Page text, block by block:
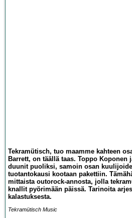
Tekramütisch, tuo maamme kahteen
Barrett, on täällä taas. Toppo Koponen
duunit puoliksi, samoin osan
tuotantokausi kootaan pakettiin.
mittaista outorock-annosta, jolla
knallit pyörimään päissä. Tarinoita
kalastuksesta.
Tekramütisch Music